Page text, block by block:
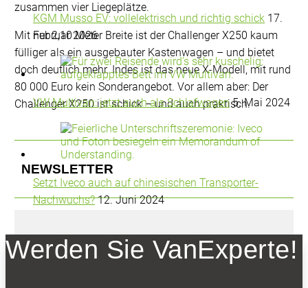
zusammen vier Liegeplätze.
Mit nur 2,10 Meter Breite ist der Challenger X250 kaum
fülliger als ein ausgebauter Kastenwagen – und bietet
doch deutlich mehr. Indes ist das neue X-Modell, mit rund
80 000 Euro kein Sonderangebot. Vor allem aber: Der
Challenger X250 ist schick – und auch praktisch.
NEWSLETTER
Bleiben Sie auf dem Laufenden
KGM Musso EV: vollelektrisch und richtig schick 17.
Februar 2026
VW Multivan: jetzt auch als Schlafwagen5. Mai 2024
Setzt Iveco auch auf chinesischen Transporter-
Nachwuchs?12. Juni 2024
Werden Sie VanExperte!